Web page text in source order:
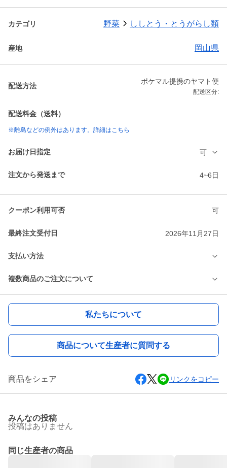
カテゴリ 野菜 ししとう・とうがらし類
産地 岡山県
配送方法
ポケマル提携のヤマト便
配送区分:
配送料金（送料）
※離島などの例外はあります。詳細はこちら
お届け日指定 可
注文から発送まで 4~6日
クーポン利用可否 可
最終注文受付日 2026年11月27日
支払い方法
複数商品のご注文について
私たちについて
商品について生産者に質問する
商品をシェア リンクをコピー
みんなの投稿
投稿はありません
同じ生産者の商品